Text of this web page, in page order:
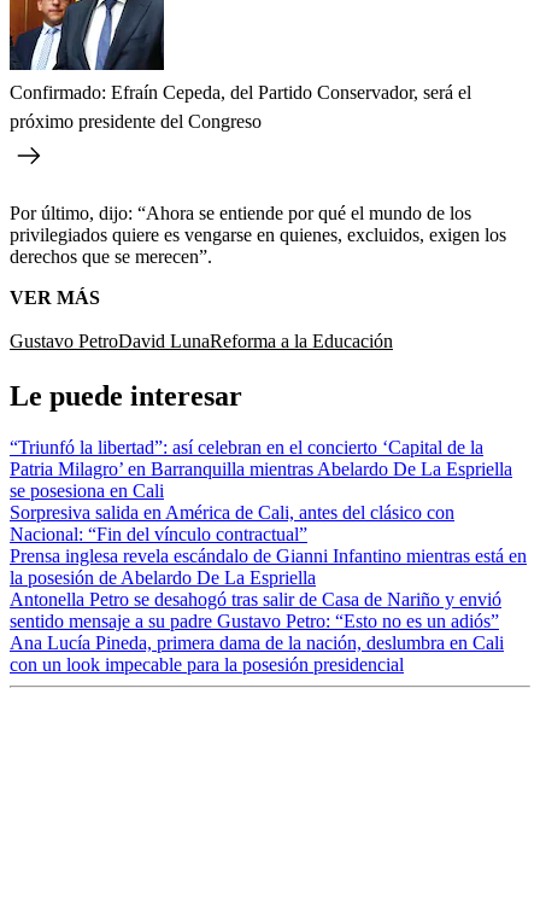
Confirmado: Efraín Cepeda, del Partido Conservador, será el
próximo presidente del Congreso
Por último, dijo: “Ahora se entiende por qué el mundo de los
privilegiados quiere es vengarse en quienes, excluidos, exigen los
derechos que se merecen”.
VER MÁS
Gustavo PetroDavid LunaReforma a la Educación
Le puede interesar
“Triunfó la libertad”: así celebran en el concierto ‘Capital de la
Patria Milagro’ en Barranquilla mientras Abelardo De La Espriella
se posesiona en Cali
Sorpresiva salida en América de Cali, antes del clásico con
Nacional: “Fin del vínculo contractual”
Prensa inglesa revela escándalo de Gianni Infantino mientras está en
la posesión de Abelardo De La Espriella
Antonella Petro se desahogó tras salir de Casa de Nariño y envió
sentido mensaje a su padre Gustavo Petro: “Esto no es un adiós”
Ana Lucía Pineda, primera dama de la nación, deslumbra en Cali
con un look impecable para la posesión presidencial